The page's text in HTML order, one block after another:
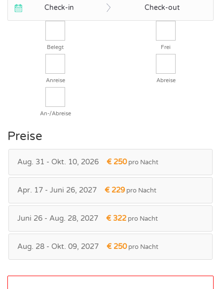
Check-in Check-out
Belegt Frei
Anreise Abreise
An-/Abreise
Preise
Aug. 31 - Okt. 10, 2026 € 250pro Nacht
Apr. 17 - Juni 26, 2027 € 229pro Nacht
Juni 26 - Aug. 28, 2027 € 322 pro Nacht
Aug. 28 - Okt. 09, 2027 € 250pro Nacht